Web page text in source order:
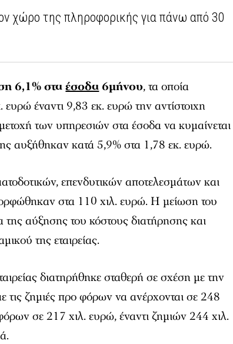
χώρο της πληροφορικής για πάνω από 30
6,1% σταέσοδα 6μήνου, τα οποία
έναντι 9,83 εκ. ευρώ την αντίστοιχη
των υπηρεσιών στα έσοδα να κυμαίνεται
αυξήθηκαν κατά 5,9% στα 1,78 εκ. ευρώ.
επενδυτικών αποτελεσμάτων και
στα 110 χιλ. ευρώ. Η μείωση του
αύξησης του κόστους διατήρησης και
της εταιρείας.
διατηρήθηκε σταθερή σε σχέση με την
τις ζημιές προ φόρων να ανέρχονται σε 248
σε 217 χιλ. ευρώ, έναντι ζημιών 244 χιλ.